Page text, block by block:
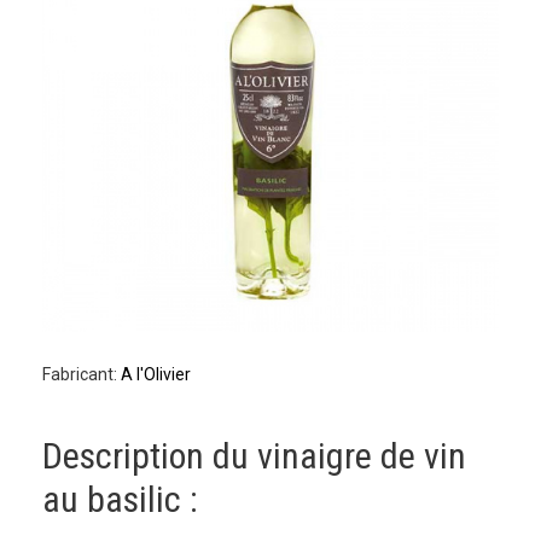
Fabricant: A l'Olivier
Description du vinaigre de vin
au basilic :